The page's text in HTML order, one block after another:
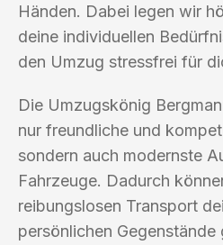
Händen. Dabei legen wir
deine individuellen
den Umzug stressfrei für
Die Umzugskönig
nur freundliche und
sondern auch modernste
Fahrzeuge. Dadurch
reibungslosen Transport
persönlichen Gegenstände